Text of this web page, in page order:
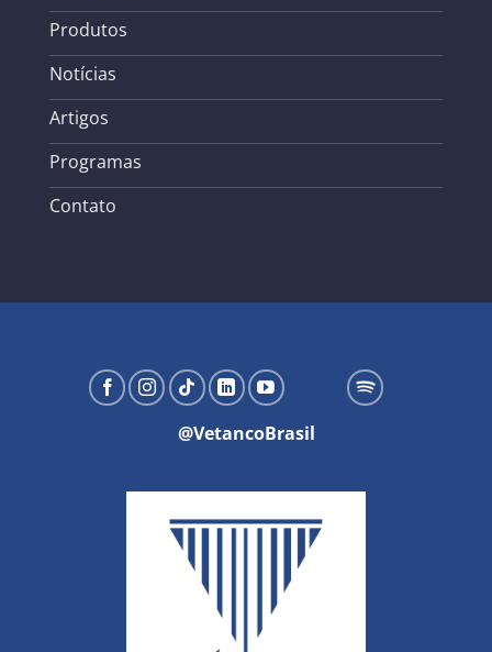
Produtos
Notícias
Artigos
Programas
Contato
@VetancoBrasil